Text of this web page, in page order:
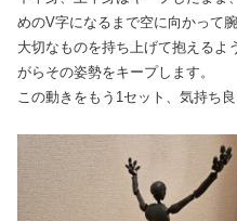
めのV字になるまで空に向かって
大切なものを持ち上げて抱えるよ
がらその姿勢をキープします。
この動きをもう1セット、気持ち良